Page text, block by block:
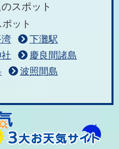
スポット
ット
湾
下灘駅
慶良間諸島
波照間島